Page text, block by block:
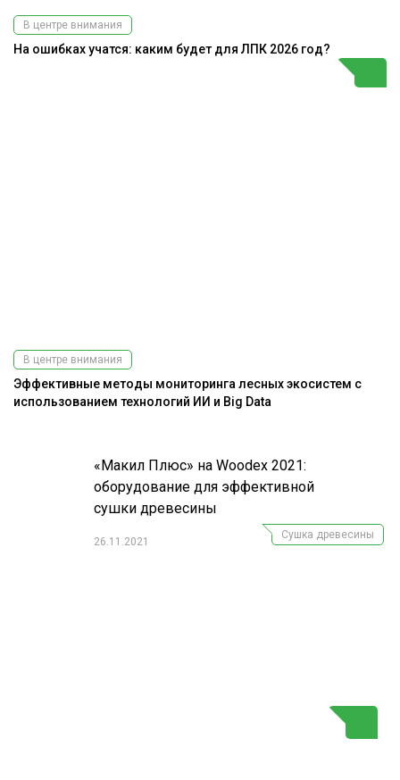
«Макил Плюс» на Woodex 2021:
оборудование для эффективной
сушки древесины
26.11.2021
Сушка древесины
В центре внимания
На ошибках учатся: каким будет для ЛПК 2026 год?
В центре внимания
Эффективные методы мониторинга лесных экосистем с
использованием технологий ИИ и Big Data